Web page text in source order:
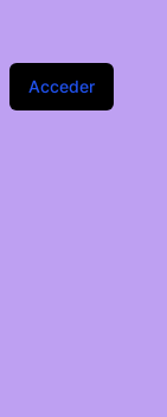
Acceder